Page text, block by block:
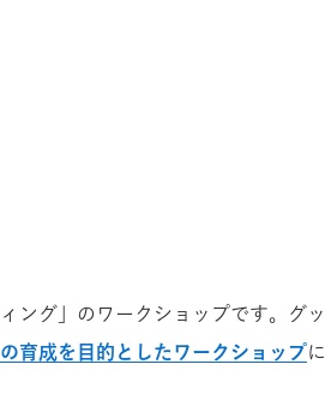
ング」のワークショップです。グッ
育成を目的としたワークショップに